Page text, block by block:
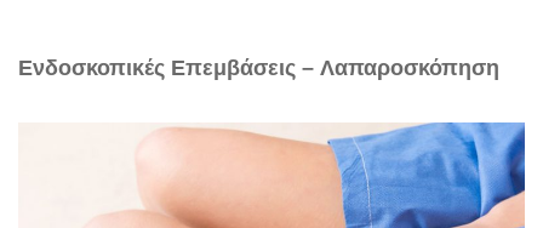
Ενδοσκοπικές Επεμβάσεις – Λαπαροσκόπηση